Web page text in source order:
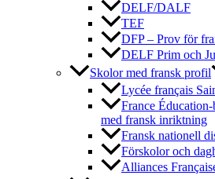
DELF/DALF
TEF
DFP – Prov för
DELF Prim och
Skolor med fransk profil
Lycée français
France
med fransk inriktning
Fransk nationell
Förskolor och
Alliances